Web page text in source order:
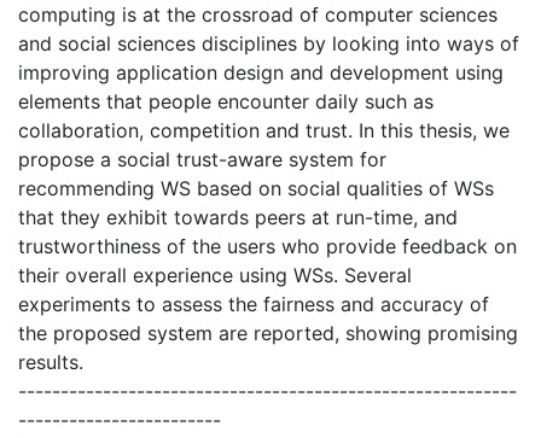
computing is at the crossroad of computer sciences
and social sciences disciplines by looking into ways of
improving application design and development using
elements that people encounter daily such as
collaboration, competition and trust. In this thesis, we
propose a social trust-aware system for
recommending WS based on social qualities of WSs
that they exhibit towards peers at run-time, and
trustworthiness of the users who provide feedback on
their overall experience using WSs. Several
experiments to assess the fairness and accuracy of
the proposed system are reported, showing promising
results.
-----------------------------------------------------------
------------------------